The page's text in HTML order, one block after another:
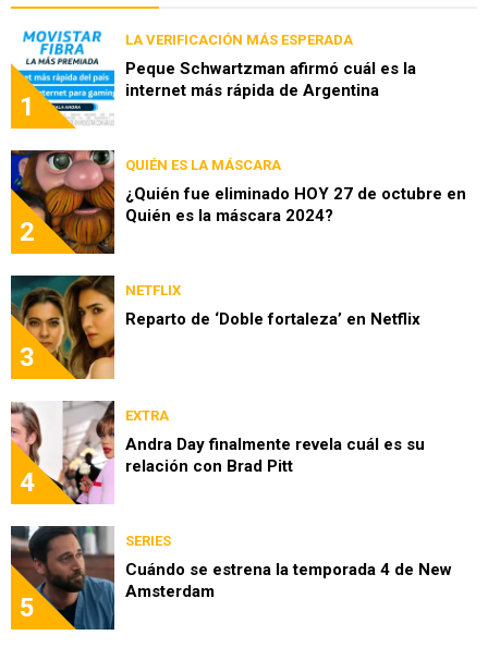
1
LA VERIFICACIÓN MÁS ESPERADA
Peque Schwartzman afirmó cuál es la
internet más rápida de Argentina
2
QUIÉN ES LA MÁSCARA
¿Quién fue eliminado HOY 27 de octubre en
Quién es la máscara 2024?
3
NETFLIX
Reparto de ‘Doble fortaleza’ en Netflix
4
EXTRA
Andra Day finalmente revela cuál es su
relación con Brad Pitt
5
SERIES
Cuándo se estrena la temporada 4 de New
Amsterdam